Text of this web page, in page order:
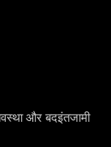
और बदइंतजामी